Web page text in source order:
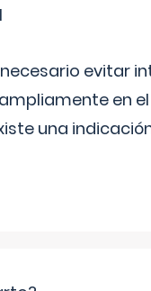
evitar
en
una